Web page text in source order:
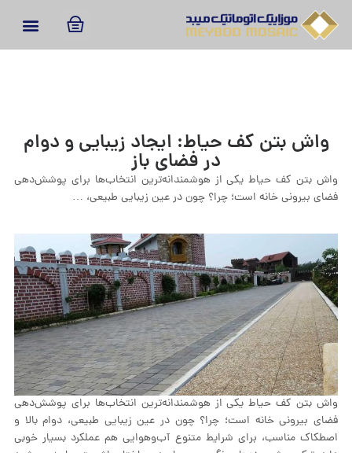
واش بتن کف حیاط: ایجاد زیبایی و دوام
در فضای باز
واش بتن کف حیاط یکی از هوشمندانه‌ترین انتخاب‌ها برای پوشش‌دهی
فضای بیرونی خانه است؛ چرا؟ چون در عین زیبایی طبیعی، …
واش بتن کف حیاط یکی از هوشمندانه‌ترین انتخاب‌ها برای پوشش‌دهی
فضای بیرونی خانه است؛ چرا؟ چون در عین زیبایی طبیعی، دوام بالا و
اصطکاک مناسب، برای شرایط متنوع آب‌وهوایی هم عملکرد بسیار خوبی